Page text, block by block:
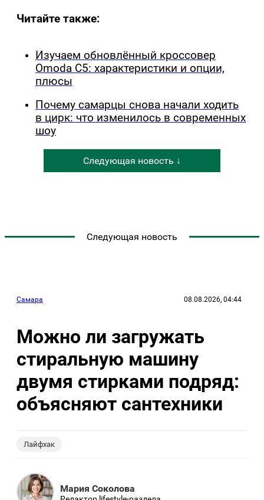
Читайте также:
Изучаем обновлённый кроссовер
Omoda C5: характеристики и опции,
плюсы
Почему самарцы снова начали ходить
в цирк: что изменилось в современных
шоу
Следующая новость ↓
Следующая новость
Самара 08.08.2026, 04:44
Можно ли загружать
стиральную машину
двумя стирками подряд:
объясняют сантехники
Лайфхак
Мария Соколова